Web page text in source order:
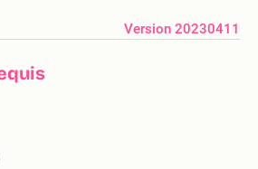
Version 20230411